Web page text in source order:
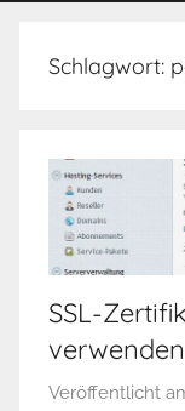
Schlagwort:
SSL-
verwenden
Veröffentlicht